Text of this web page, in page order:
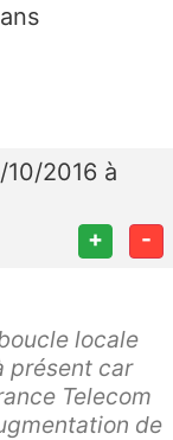
2016 à
+ -
locale
présent car
Telecom
de